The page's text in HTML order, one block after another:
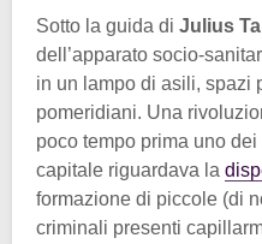
Sotto la guida di Julius
dell’apparato socio-
in un lampo di asili, spazi
pomeridiani. Una
poco tempo prima uno
capitale riguardava la
formazione di piccole (di
criminali presenti